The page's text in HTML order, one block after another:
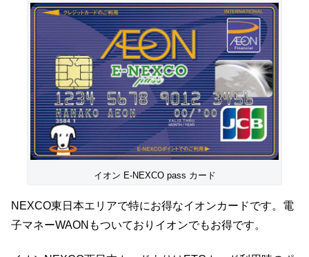
イオン E-NEXCO pass カード
NEXCO東日本エリアで特にお得なイオンカードです。電
子マネーWAONもついておりイオンでもお得です。